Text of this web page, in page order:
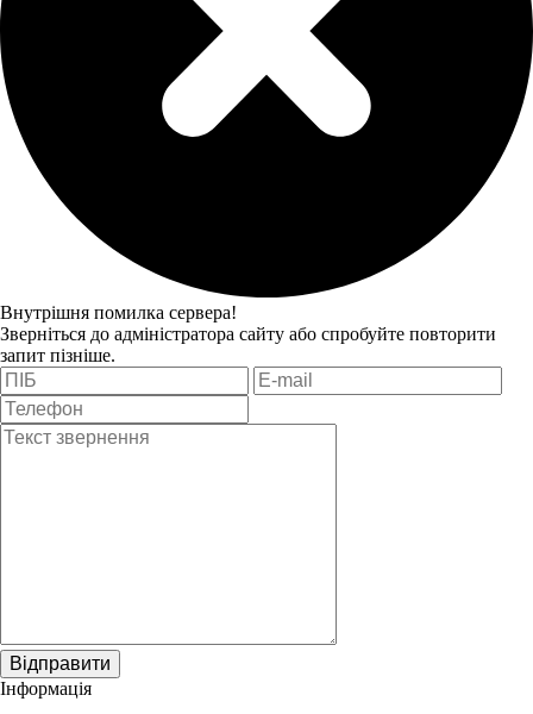
Внутрішня помилка сервера!
Зверніться до адміністратора сайту або спробуйте повторити
запит пізніше.
Відправити
Інформація